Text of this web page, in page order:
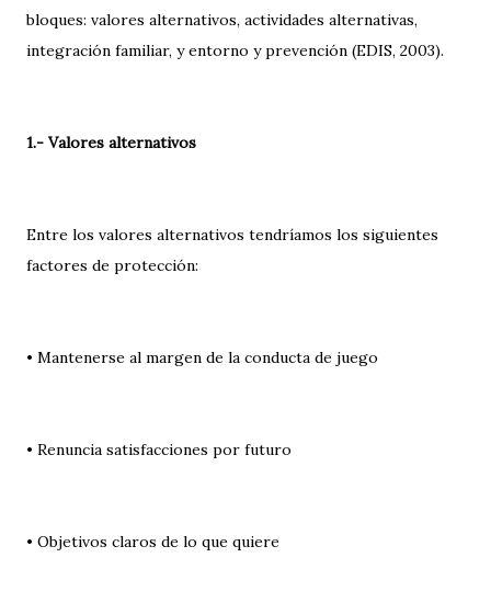
bloques: valores alternativos, actividades alternativas,
integración familiar, y entorno y prevención (EDIS, 2003).
1.- Valores alternativos
Entre los valores alternativos tendríamos los siguientes
factores de protección:
• Mantenerse al margen de la conducta de juego
• Renuncia satisfacciones por futuro
• Objetivos claros de lo que quiere